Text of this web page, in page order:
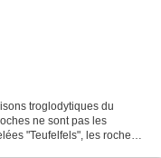
troglodytiques du
ne sont pas les
"Teufelfels", les roches